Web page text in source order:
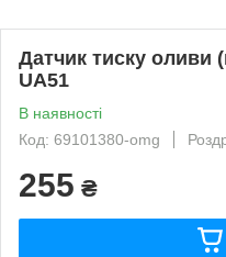
Датчик тиску оливи
UA51
В наявності
Код: 69101380-omg
255 ₴